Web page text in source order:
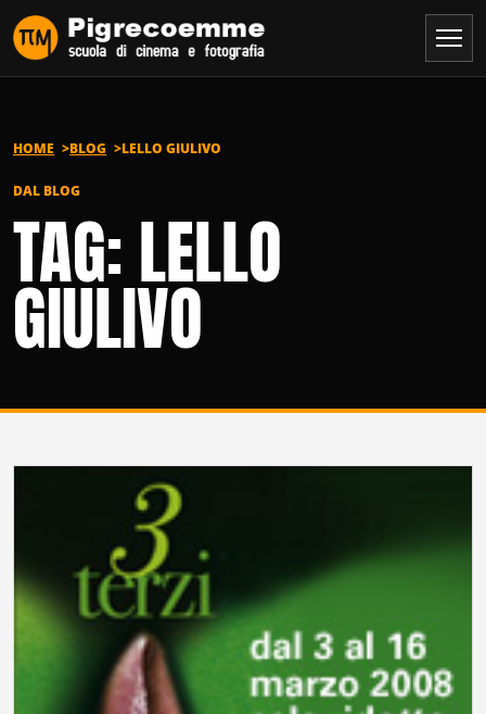
Vai al contenuto
HOME BLOG LELLO GIULIVO
DAL BLOG
TAG: LELLO
GIULIVO